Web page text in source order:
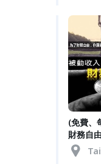
(免費、
財務自